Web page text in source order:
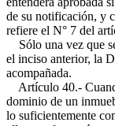
de su notificación, y
refiere el N° 7 del
Sólo una vez que
el inciso anterior, la
acompañada.
Artículo 40.-
dominio de un
lo suficientemente